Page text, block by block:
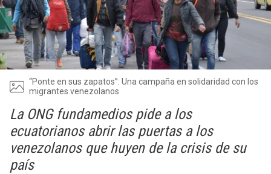
“Ponte en sus zapatos”: Una campaña en solidaridad con los
migrantes venezolanos
La ONG fundamedios pide a los
ecuatorianos abrir las puertas a los
venezolanos que huyen de la crisis de su
país